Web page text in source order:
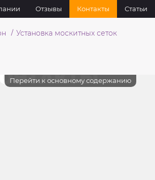
Перейти к основному содержанию
Отзывы Контакты Статьи
Установка москитных сеток